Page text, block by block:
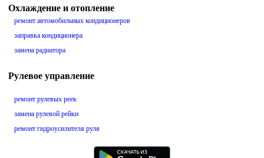
Охлаждение и отопление
ремонт автомобильных кондиционеров
заправка кондиционера
замена радиатора
Рулевое управление
ремонт рулевых реек
замена рулевой рейки
ремонт гидроусилителя руля